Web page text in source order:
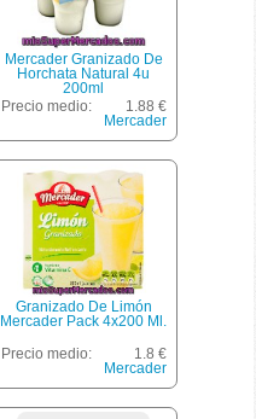
Mercader Granizado De
Horchata Natural 4u
200ml
Precio medio:
1.88 €
Mercader
Granizado De Limón
Mercader Pack 4x200 Ml.
Precio medio:
1.8 €
Mercader